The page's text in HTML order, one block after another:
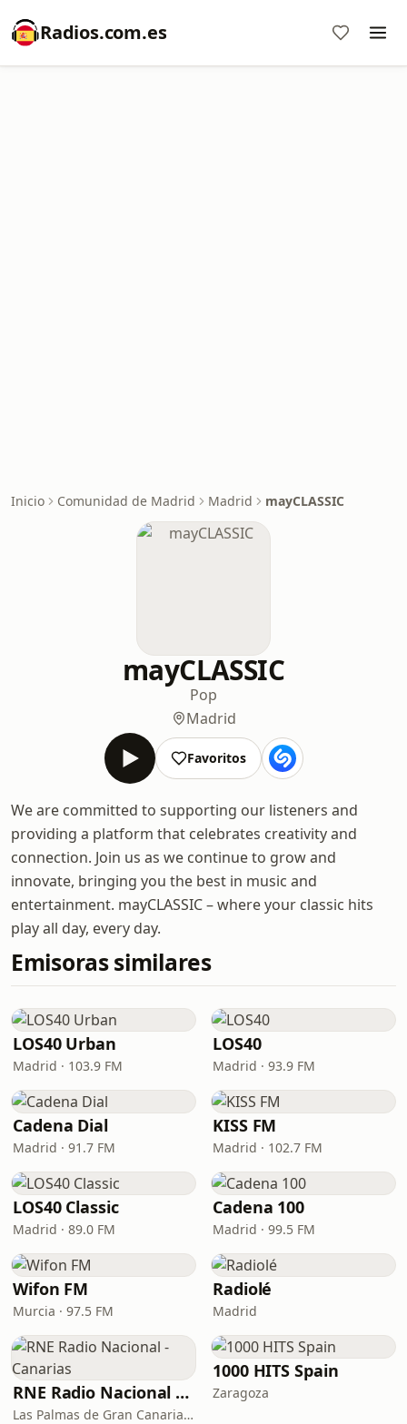
Radios.com.es
Inicio Comunidad de Madrid Madrid mayCLASSIC
mayCLASSIC
Pop
Madrid
Favoritos
We are committed to supporting our listeners and
providing a platform that celebrates creativity and
connection. Join us as we continue to grow and
innovate, bringing you the best in music and
entertainment. mayCLASSIC – where your classic hits
play all day, every day.
Emisoras similares
LOS40 Urban
Madrid · 103.9 FM
LOS40
Madrid · 93.9 FM
Cadena Dial
Madrid · 91.7 FM
KISS FM
Madrid · 102.7 FM
LOS40 Classic
Madrid · 89.0 FM
Cadena 100
Madrid · 99.5 FM
Wifon FM
Murcia · 97.5 FM
Radiolé
Madrid
RNE Radio Nacional - Canarias
Las Palmas de Gran Canaria · 92.8 FM
1000 HITS Spain
Zaragoza